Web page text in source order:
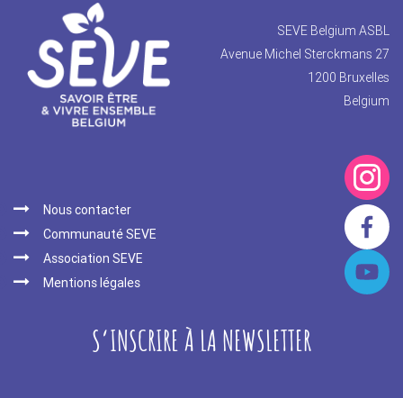
SEVE Belgium ASBL
Avenue Michel Sterckmans 27
1200 Bruxelles
Belgium
Nous contacter
Communauté SEVE
Association SEVE
Mentions légales
S‘INSCRIRE À LA NEWSLETTER